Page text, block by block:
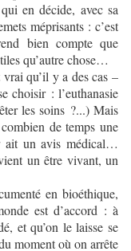
en décide, avec sa
méprisants : c’est
bien compte que
qu’autre chose…
qu’il y a des cas –
choisir : l’euthanasie
les soins ?...) Mais
de temps une
ait un avis médical…
un être vivant, un
en bioéthique,
est d’accord : à
et qu’on le laisse se
moment où on arrête